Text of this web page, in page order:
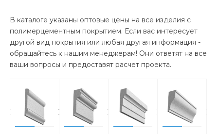
В каталоге указаны оптовые цены на все изделия с
полимерцементным покрытием. Если вас интересует
другой вид покрытия или любая другая информация -
обращайтесь к нашим менеджерам! Они ответят на все
ваши вопросы и предоставят расчет проекта.